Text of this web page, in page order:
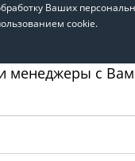
Ваших
cookie.
менеджеры с